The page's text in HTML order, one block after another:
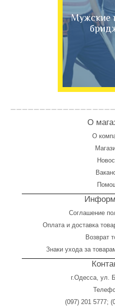
Мужские
О
О
Соглашение
Оплата и доставка
Возврат
Знаки ухода за
г.Одесса, ул.
(097) 201 5777;